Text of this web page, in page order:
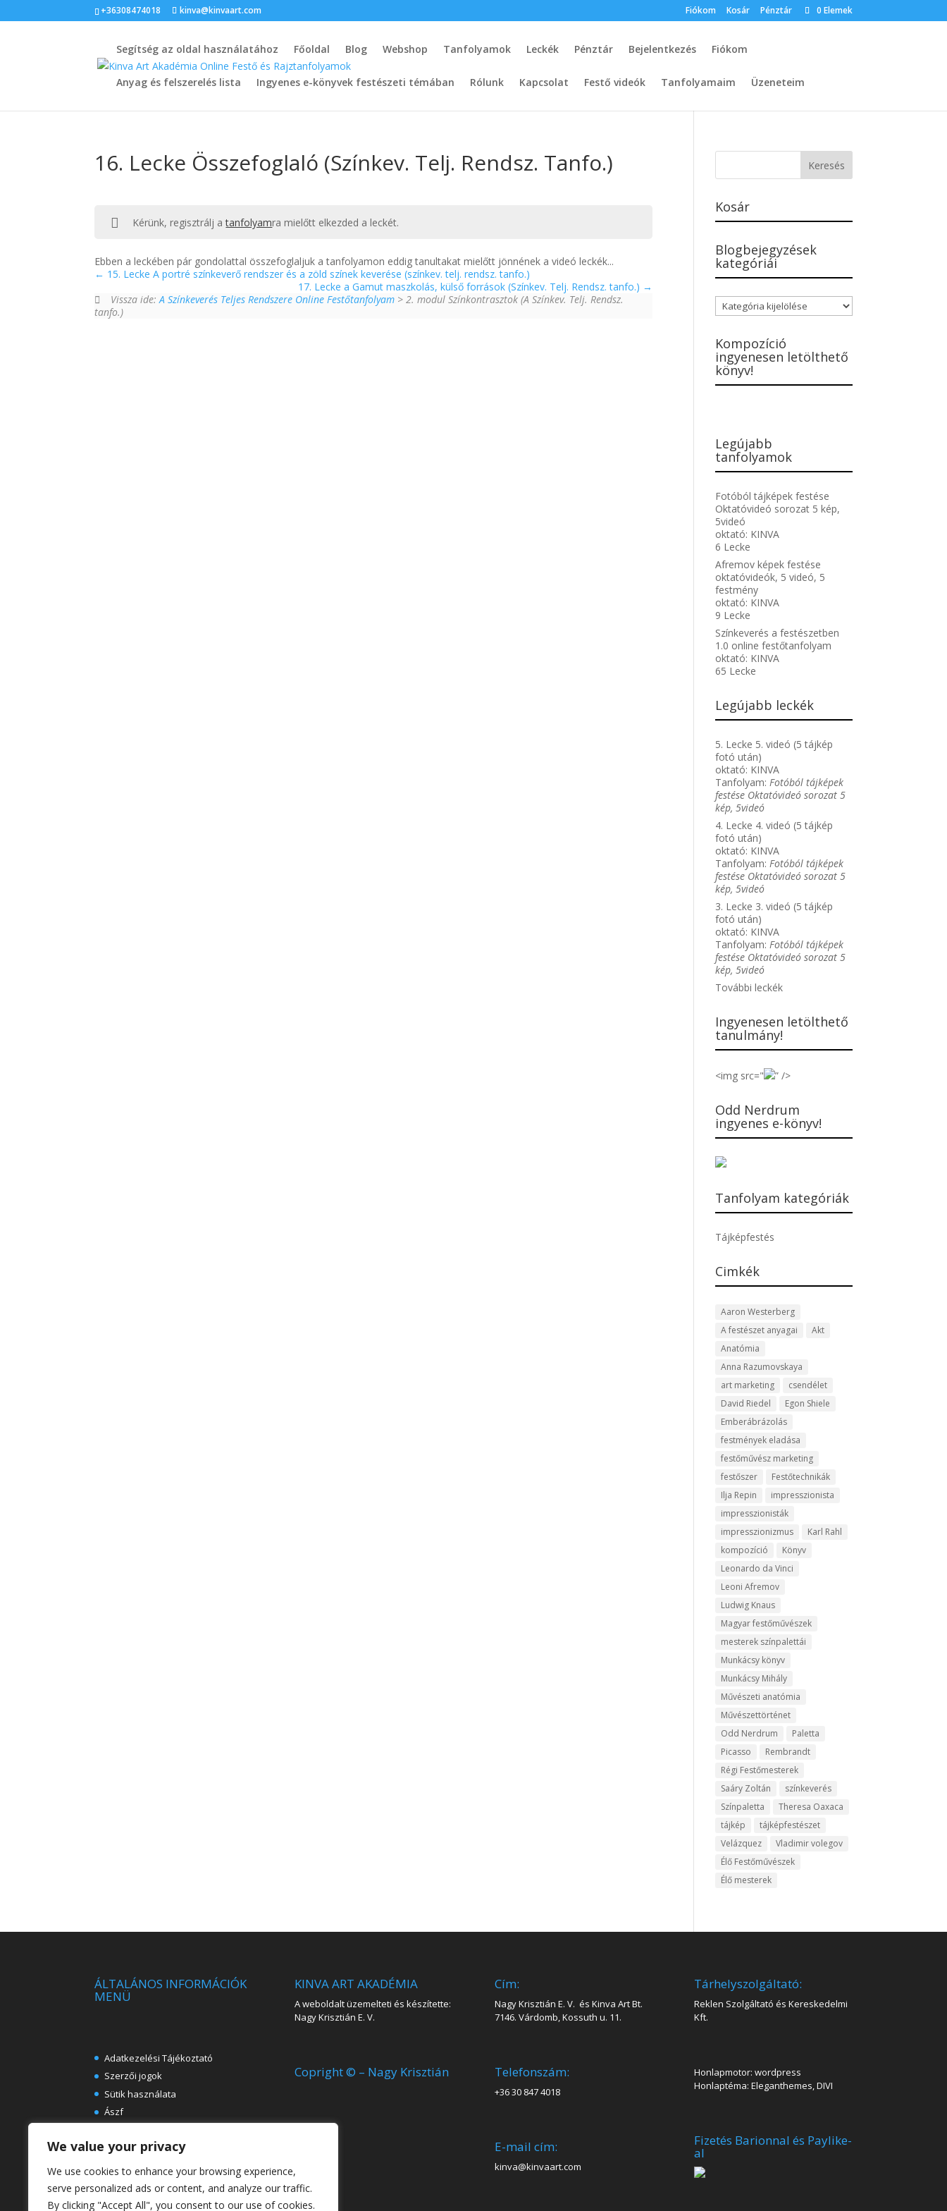
We value your privacy
We use cookies to enhance your browsing experience,
serve personalized ads or content, and analyze our traffic.
By clicking "Accept All", you consent to our use of cookies.
+36308474018 kinva@kinvaart.com Fiókom Kosár Pénztár 0 Elemek
Segítség az oldal használatához Főoldal Blog Webshop Tanfolyamok Leckék Pénztár Bejelentkezés Fiókom
Anyag és felszerelés lista Ingyenes e-könyvek festészeti témában Rólunk Kapcsolat Festő videók Tanfolyamaim Üzeneteim
16. Lecke Összefoglaló (Színkev. Telj. Rendsz. Tanfo.)
Kérünk, regisztrálj atanfolyamra mielőtt elkezded a leckét.
Ebben a leckében pár gondolattal összefoglaljuk a tanfolyamon eddig tanultakat mielőtt jönnének a videó leckék...
15. Lecke A portré színkeverő rendszer és a zöld színek keverése (színkev. telj. rendsz. tanfo.)
17. Lecke a Gamut maszkolás, külső források (Színkev. Telj. Rendsz. tanfo.)
Vissza ide:A Színkeverés Teljes Rendszere Online Festőtanfolyam > 2. modul Színkontrasztok (A Színkev. Telj. Rendsz.
tanfo.)
Kosár
Blogbejegyzések
kategóriái
Blogbejegyzések
kategóriái
Kompozíció
ingyenesen letölthető
könyv!
Legújabb
tanfolyamok
Fotóból tájképek festése
Oktatóvideó sorozat 5 kép,
5videó
oktató: KINVA
6 Lecke
Afremov képek festése
oktatóvideók, 5 videó, 5
festmény
oktató: KINVA
9 Lecke
Színkeverés a festészetben
1.0 online festőtanfolyam
oktató: KINVA
65 Lecke
Legújabb leckék
5. Lecke 5. videó (5 tájkép
fotó után)
oktató: KINVA
Tanfolyam:Fotóból tájképek
festése Oktatóvideó sorozat 5
kép, 5videó
4. Lecke 4. videó (5 tájkép
fotó után)
oktató: KINVA
Tanfolyam:Fotóból tájképek
festése Oktatóvideó sorozat 5
kép, 5videó
3. Lecke 3. videó (5 tájkép
fotó után)
oktató: KINVA
Tanfolyam:Fotóból tájképek
festése Oktatóvideó sorozat 5
kép, 5videó
További leckék
Ingyenesen letölthető
tanulmány!
<img src=" ” />
Odd Nerdrum
ingyenes e-könyv!
Tanfolyam kategóriák
Tájképfestés
Cimkék
Aaron Westerberg
A festészet anyagai
Akt
Anatómia
Anna Razumovskaya
art marketing
csendélet
David Riedel
Egon Shiele
Emberábrázolás
festmények eladása
festőművész marketing
festőszer
Festőtechnikák
Ilja Repin
impresszionista
impresszionisták
impresszionizmus
Karl Rahl
kompozíció
Könyv
Leonardo da Vinci
Leoni Afremov
Ludwig Knaus
Magyar festőművészek
mesterek színpalettái
Munkácsy könyv
Munkácsy Mihály
Művészeti anatómia
Művészettörténet
Odd Nerdrum
Paletta
Picasso
Rembrandt
Régi Festőmesterek
Saáry Zoltán
színkeverés
Színpaletta
Theresa Oaxaca
tájkép
tájképfestészet
Velázquez
Vladimir volegov
Élő Festőművészek
Élő mesterek
ÁLTALÁNOS INFORMÁCIÓK
MENÜ
Adatkezelési Tájékoztató
Szerzői jogok
Sütik használata
Ászf
Ingyenes e-könyvek festészeti
Rólunk
KINVA ART AKADÉMIA
A weboldalt üzemelteti és készítette:
Nagy Krisztián E. V.
Copright © – Nagy Krisztián
Cím:
Nagy Krisztián E. V. és Kinva Art Bt.
7146. Várdomb, Kossuth u. 11.
Telefonszám:
+36 30 847 4018
E-mail cím:
kinva@kinvaart.com
Tárhelyszolgáltató:
Reklen Szolgáltató és Kereskedelmi
Kft.
Honlapmotor: wordpress
Honlaptéma: Eleganthemes, DIVI
Fizetés Barionnal és Paylike-
al